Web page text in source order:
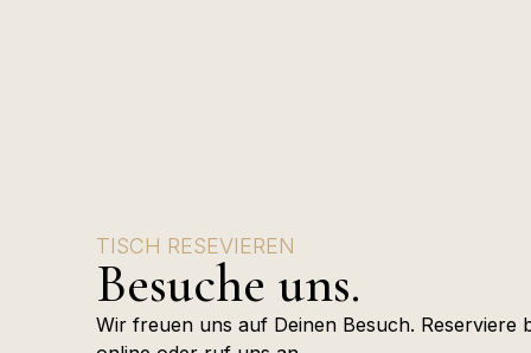
TISCH RESEVIEREN
Besuche uns.
Wir freuen uns auf Deinen Besuch. Reserviere